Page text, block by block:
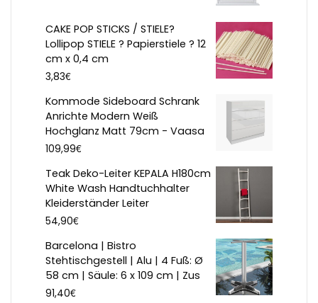
CAKE POP STICKS / STIELE?
Lollipop STIELE ? Papierstiele ? 12
cm x 0,4 cm
3,83€
Kommode Sideboard Schrank
Anrichte Modern Weiß
Hochglanz Matt 79cm - Vaasa
109,99€
Teak Deko-Leiter KEPALA H180cm
White Wash Handtuchhalter
Kleiderständer Leiter
54,90€
Barcelona | Bistro
Stehtischgestell | Alu | 4 Fuß: Ø
58 cm | Säule: 6 x 109 cm | Zus
91,40€